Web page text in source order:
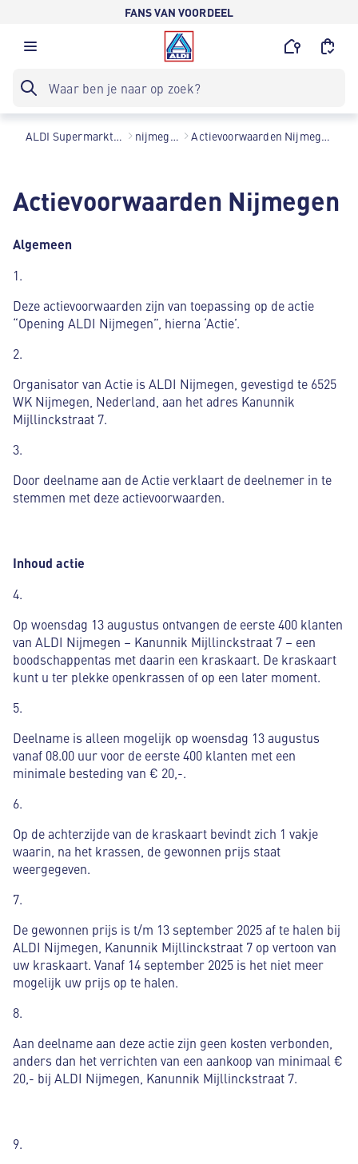
FANS VAN VOORDEEL
ALDI Supermarkten nijmegen Actievoorwaarden Nijmegen
Actievoorwaarden Nijmegen
Algemeen
1.
Deze actievoorwaarden zijn van toepassing op de actie
“Opening ALDI Nijmegen”, hierna ‘Actie’.
2.
Organisator van Actie is ALDI Nijmegen, gevestigd te 6525
WK Nijmegen, Nederland, aan het adres Kanunnik
Mijllinckstraat 7.
3.
Door deelname aan de Actie verklaart de deelnemer in te
stemmen met deze actievoorwaarden.
Inhoud actie
4.
Op woensdag 13 augustus ontvangen de eerste 400 klanten
van ALDI Nijmegen – Kanunnik Mijllinckstraat 7 – een
boodschappentas met daarin een kraskaart. De kraskaart
kunt u ter plekke openkrassen of op een later moment.
5.
Deelname is alleen mogelijk op woensdag 13 augustus
vanaf 08.00 uur voor de eerste 400 klanten met een
minimale besteding van € 20,-.
6.
Op de achterzijde van de kraskaart bevindt zich 1 vakje
waarin, na het krassen, de gewonnen prijs staat
weergegeven.
7.
De gewonnen prijs is t/m 13 september 2025 af te halen bij
ALDI Nijmegen, Kanunnik Mijllinckstraat 7 op vertoon van
uw kraskaart. Vanaf 14 september 2025 is het niet meer
mogelijk uw prijs op te halen.
8.
Aan deelname aan deze actie zijn geen kosten verbonden,
anders dan het verrichten van een aankoop van minimaal €
20,- bij ALDI Nijmegen, Kanunnik Mijllinckstraat 7.
9.